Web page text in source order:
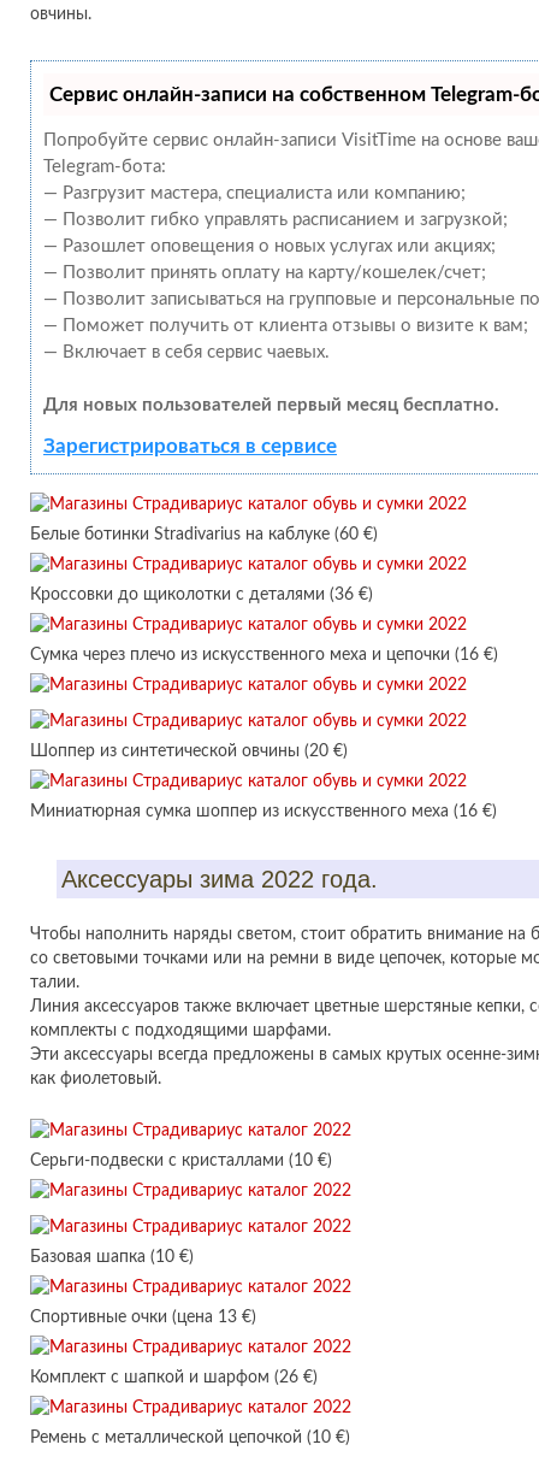
овчины.
Сервис онлайн-записи на собственном Telegram-
Попробуйте сервис онлайн-записи VisitTime на основе
Telegram-бота:
— Разгрузит мастера, специалиста или компанию;
— Позволит гибко управлять расписанием и загрузкой;
— Разошлет оповещения о новых услугах или акциях;
— Позволит принять оплату на карту/кошелек/счет;
— Позволит записываться на групповые и персональные
— Поможет получить от клиента отзывы о визите к вам;
— Включает в себя сервис чаевых.
Для новых пользователей первый месяц бесплатно.
Зарегистрироваться в сервисе
Белые ботинки Stradivarius на каблуке (60 €)
Кроссовки до щиколотки с деталями (36 €)
Сумка через плечо из искусственного меха и цепочки (16 €)
Шоппер из синтетической овчины (20 €)
Миниатюрная сумка шоппер из искусственного меха (16 €)
Аксессуары зима 2022 года.
Чтобы наполнить наряды светом, стоит обратить внимание на
со световыми точками или на ремни в виде цепочек, которые
талии.
Линия аксессуаров также включает цветные шерстяные кепки,
комплекты с подходящими шарфами.
Эти аксессуары всегда предложены в самых крутых осенне-
как фиолетовый.
Серьги-подвески с кристаллами (10 €)
Базовая шапка (10 €)
Спортивные очки (цена 13 €)
Комплект с шапкой и шарфом (26 €)
Ремень с металлической цепочкой (10 €)